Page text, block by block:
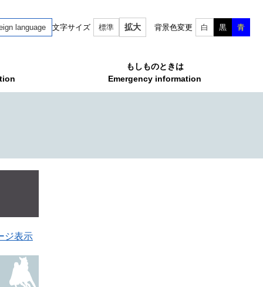
language 文字サイズ 標準 拡大 背景色変更 白 黒 青
もしものときは
Emergency information
ジ表示